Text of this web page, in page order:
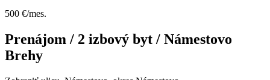
500 €/mes.
Prenájom / 2 izbový byt / Námestovo
Brehy